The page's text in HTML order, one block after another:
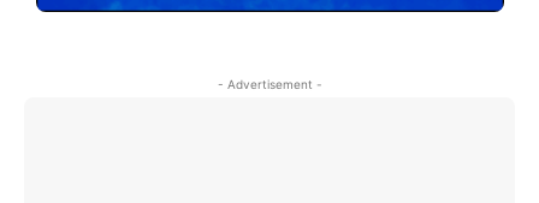
- Advertisement -